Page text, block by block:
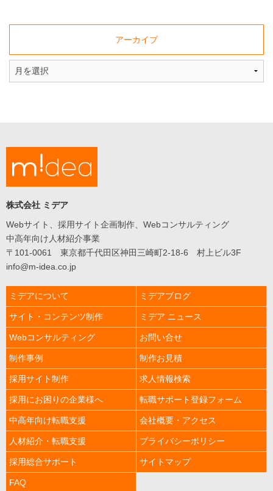
す。
ミ
デ
ン
テ
ン
制
web&media
Web
コ
サ
Consulting
制
作
事
例
works
人
材
紹
介
recruitment
中
高
年
向
け
人
材
紹
アーカイブ
株式会社 ミデア
Webサイト、採用サイト企画制作、Webコンサルティング
中高年向け人材紹介事業
〒101-0061 東京都千代田区神田三崎町2-18-6 村上ビル3F
info@m-idea.co.jp
ミデアについて
サイト・コンテンツ制作
Webコンサルティング
制作事例
採用サイト制作
採用にお困りの企業様へ
中高年向け転職支援
人材紹介・転職支援
採用総合サポート
FAQ
ミデアブログ
ミデア ニュース
お問い合せ
制作お見積
求人情報検索
転職サポート登録フォーム
会社概要・アクセス
プライバシーポリシー
サイトマップ